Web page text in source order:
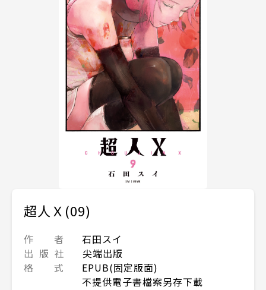
超人Ｘ(09)
作 者
石田スイ
出 版 社
尖端出版
格 式
EPUB(固定版面)
不提供電子書檔案另存下載